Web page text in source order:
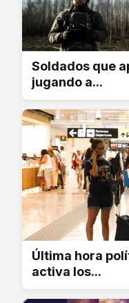
Soldados que
jugando a...
Última hora
activa los...